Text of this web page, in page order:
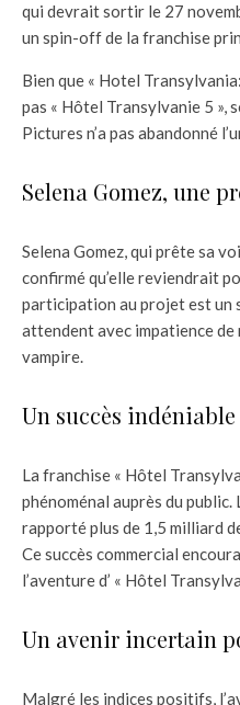
qui devrait sortir le 27
un spin-off de la franchise
Bien que « Hotel
pas « Hôtel Transylvanie 5 »,
Pictures n’a pas abandonné
Selena Gomez, une
Selena Gomez, qui prête sa
confirmé qu’elle reviendrait
participation au projet est un
attendent avec impatience
vampire.
Un succès indéniable
La franchise « Hôtel
phénoménal auprès du
rapporté plus de 1,5 milliard
Ce succès commercial
l’aventure d’ « Hôtel
Un avenir incertain
Malgré les indices positifs,